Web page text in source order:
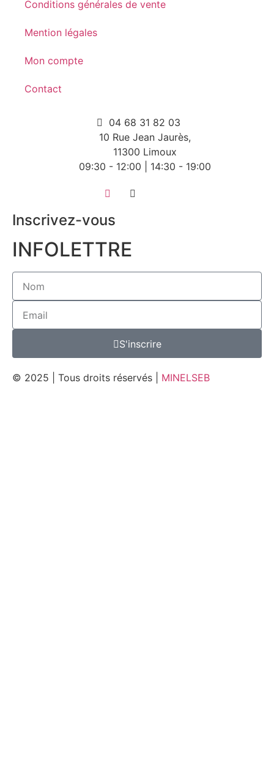
Conditions générales de vente
Mention légales
Mon compte
Contact
04 68 31 82 03
10 Rue Jean Jaurès,
11300 Limoux
09:30 - 12:00 | 14:30 - 19:00
Inscrivez-vous
INFOLETTRE
S'inscrire
© 2025 | Tous droits réservés | MINELSEB